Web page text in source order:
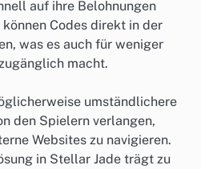
auf ihre Belohnungen
Codes direkt in der
was es auch für weniger
macht.
umständlichere
den Spielern verlangen,
Websites zu navigieren.
in Stellar Jade trägt zu